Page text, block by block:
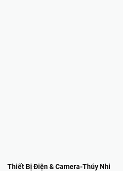
Thiết Bị Điện & Camera-Thúy Nhi